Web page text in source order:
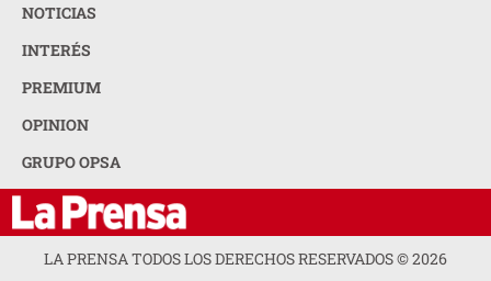
NOTICIAS
INTERÉS
PREMIUM
OPINION
GRUPO OPSA
LA PRENSA TODOS LOS DERECHOS RESERVADOS ©2026